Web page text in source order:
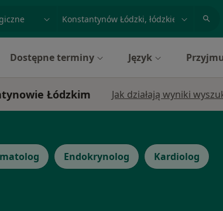
miasto lub dzielnica
Dostępne terminy Język
Łódzkim Jak działają wyniki
Endokrynolog Kardiolog